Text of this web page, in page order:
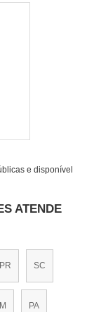
e disponível
ATENDE
PR SC
PA